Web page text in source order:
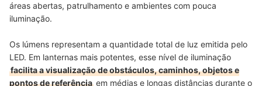
áreas abertas, patrulhamento e ambientes com pouca
iluminação.
Os lúmens representam a quantidade total de luz emitida pelo
LED. Em lanternas mais potentes, esse nível de iluminação
facilita a visualização de obstáculos, caminhos, objetos e
pontos de referência em médias e longas distâncias durante o